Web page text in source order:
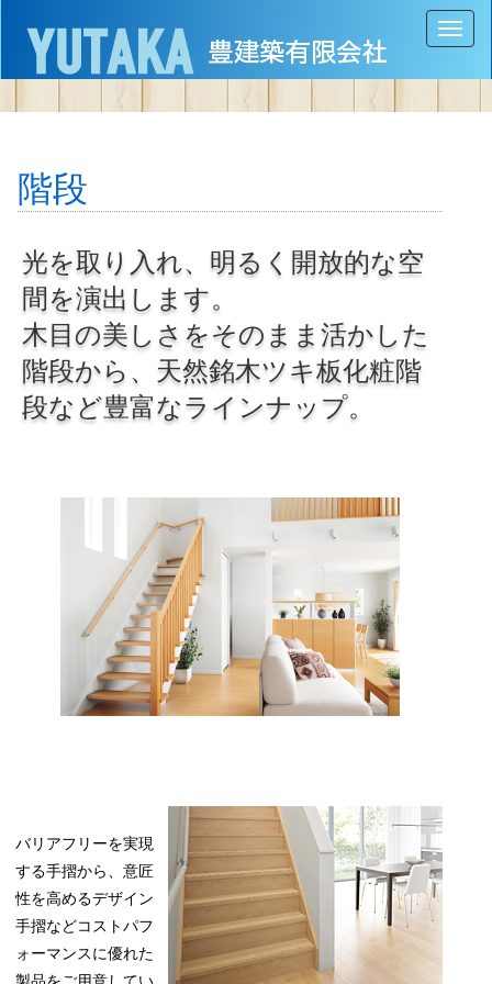
階段
光を取り入れ、明るく開放的な空
間を演出します。
木目の美しさをそのまま活かした
階段から、天然銘木ツキ板化粧階
段など豊富なラインナップ。
バリアフリーを実現
する手摺から、意匠
性を高めるデザイン
手摺などコストパフ
ォーマンスに優れた